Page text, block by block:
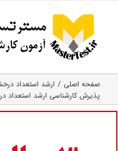
content
صفحه اصلی
ارشد استعداد
پذیرش کارشناسی ارشد استعداد درخشان ۹۵ دانشگاه